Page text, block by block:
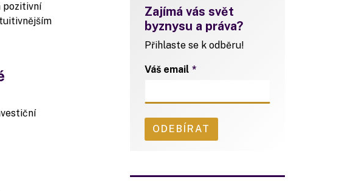
pozitivní
Zajímá vás svět
byznysu a práva?
Přihlaste se k odběru!
Váš email